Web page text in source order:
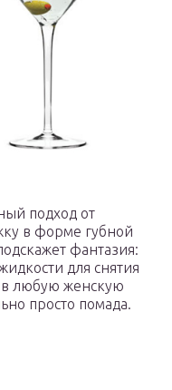
подход от
в форме губной
фантазия:
для снятия
в любую женскую
просто помада.